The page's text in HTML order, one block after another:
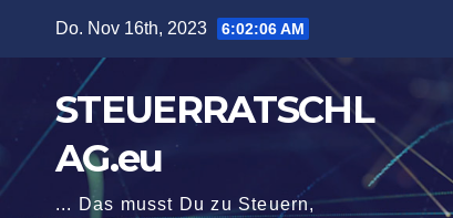
Do. Nov 16th, 2023 6:02:06 AM
STEUERRATSCHL
AG.eu
... Das musst Du zu Steuern,